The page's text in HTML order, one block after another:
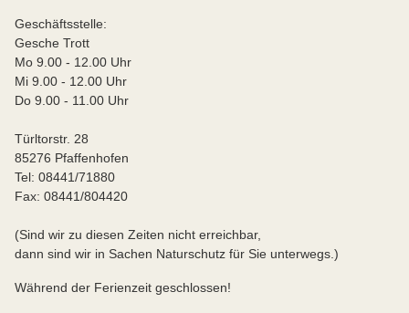
Geschäftsstelle:
Gesche Trott
Mo 9.00 - 12.00 Uhr
Mi 9.00 - 12.00 Uhr
Do 9.00 - 11.00 Uhr
Türltorstr. 28
85276 Pfaffenhofen
Tel: 08441/71880
Fax: 08441/804420
(Sind wir zu diesen Zeiten nicht erreichbar,
dann sind wir in Sachen Naturschutz für Sie unterwegs.)
Während der Ferienzeit geschlossen!